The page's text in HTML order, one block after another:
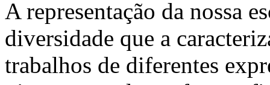
A representação da nossa
diversidade que a
trabalhos de diferentes